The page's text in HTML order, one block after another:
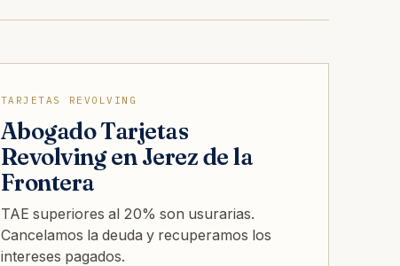
TARJETAS REVOLVING
Abogado Tarjetas
Revolving en Jerez de la
Frontera
TAE superiores al 20% son usurarias.
Cancelamos la deuda y recuperamos los
intereses pagados.